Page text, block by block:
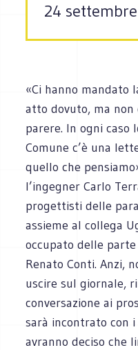
24
«Ci hanno mandato
atto dovuto, ma
parere. In ogni caso
Comune c’è una
quello che
l’ingegner Carlo
progettisti delle
assieme al collega
occupato delle
Renato Conti. Anzi,
uscire sul giornale,
conversazione ai
sarà incontrato con
avranno deciso che